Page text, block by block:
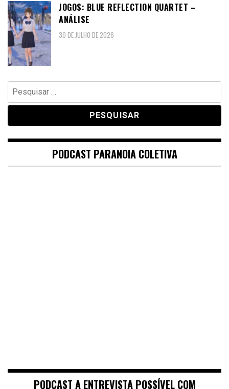
JOGOS: BLUE REFLECTION QUARTET –
ANÁLISE
30 DE JULHO DE 2026
Pesquisar
por:
PODCAST PARANOIA COLETIVA
PODCAST A ENTREVISTA POSSÍVEL COM